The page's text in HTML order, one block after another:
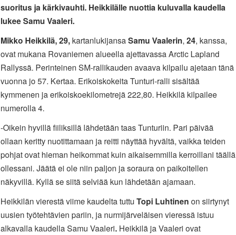
suoritus ja kärkivauhti. Heikkilälle nuottia kuluvalla kaudella
lukee Samu Vaaleri.
Mikko Heikkilä, 29, kartanlukijansaSamu Vaalerin, 24, kanssa,
ovat mukana Rovaniemen alueella ajettavassa Arctic Lapland
Rallyssä. Perinteinen SM-rallikauden avaava kilpailu ajetaan tänä
vuonna jo 57. Kertaa. Erikoiskokeita Tunturi-ralli sisältää
kymmenen ja erikoiskoekilometrejä 222,80. Heikkilä kilpailee
numerolla 4.
-Oikein hyvillä fiiliksillä lähdetään taas Tunturiin. Pari päivää
ollaan keritty nuotittamaan ja reitti näyttää hyvältä, vaikka teiden
pohjat ovat hieman heikommat kuin aikaisemmilla kerroillani täällä
ollessani. Jäätä ei ole niin paljon ja soraura on paikoitellen
näkyvillä. Kyllä se siitä selviää kun lähdetään ajamaan.
Heikkilän vierestä viime kaudelta tuttu Topi Luhtinen on siirtynyt
uusien työtehtävien pariin, ja nurmijärveläisen vieressä istuu
alkavalla kaudella Samu Vaaleri.Heikkilä ja Vaaleri ovat